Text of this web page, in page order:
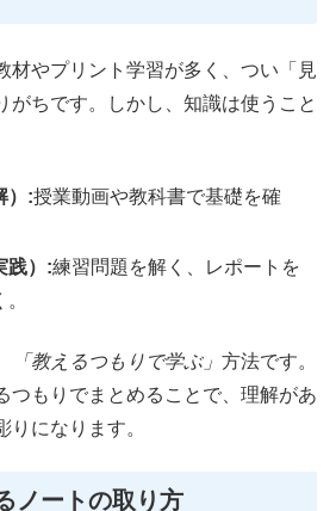
材やプリント学習が多く、つい「見
がちです。しかし、知識は使うこと
）:授業動画や教科書で基礎を確
践）:練習問題を解く、レポートを
「教えるつもりで学ぶ」 方法です。
つもりでまとめることで、理解があ
りになります。
ノートの取り方